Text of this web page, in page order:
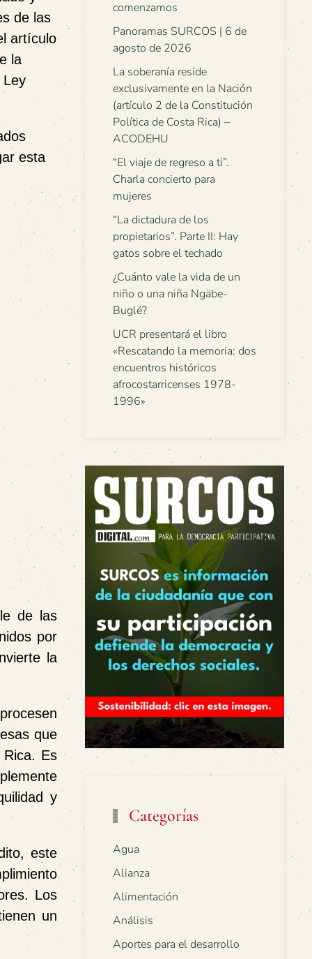
de las
artículo
la
Ley
esta
de las
por
la
que
Es
y
este
Los
un
comenzamos
Panoramas SURCOS | 6 de
agosto de 2026
La soberanía reside
exclusivamente en la Nación
(artículo 2 de la Constitución
Política de Costa Rica) –
ACODEHU
“El viaje de regreso a ti”.
Charla concierto para
mujeres
“La dictadura de los
propietarios”. Parte II: Hay
gatos sobre el techado
¿Cuánto vale la vida de un
niño o una niña Ngäbe-
Buglé?
UCR presentará el libro
«Rescatando la memoria: dos
encuentros históricos
afrocostarricenses 1978-
1996»
Categorías
Agua
Alianza
Alimentación
Análisis
Aportes para el desarrollo